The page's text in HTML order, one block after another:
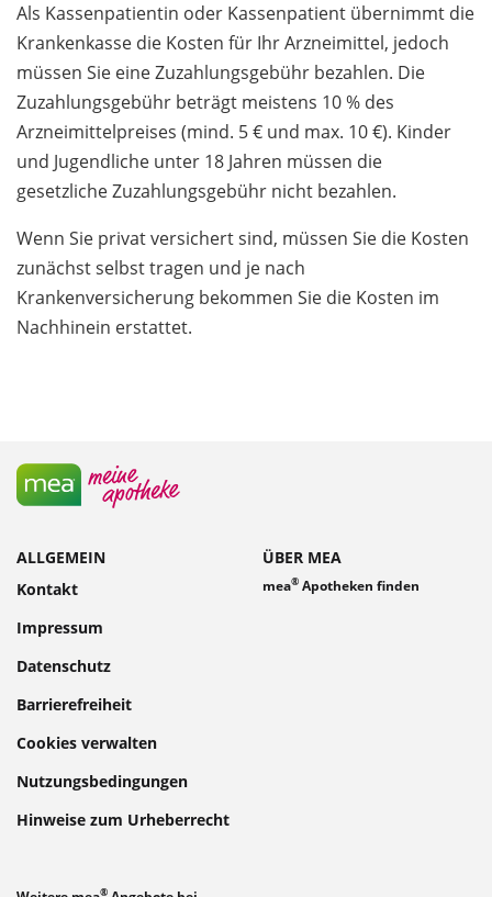
Als Kassenpatientin oder Kassenpatient übernimmt die
Krankenkasse die Kosten für Ihr Arzneimittel, jedoch
müssen Sie eine Zuzahlungsgebühr bezahlen. Die
Zuzahlungsgebühr beträgt meistens 10 % des
Arzneimittelpreises (mind. 5 € und max. 10 €). Kinder
und Jugendliche unter 18 Jahren müssen die
gesetzliche Zuzahlungsgebühr nicht bezahlen.
Wenn Sie privat versichert sind, müssen Sie die Kosten
zunächst selbst tragen und je nach
Krankenversicherung bekommen Sie die Kosten im
Nachhinein erstattet.
ALLGEMEIN
Kontakt
Impressum
Datenschutz
Barrierefreiheit
Cookies verwalten
Nutzungsbedingungen
Hinweise zum Urheberrecht
ÜBER MEA
mea® Apotheken finden
®